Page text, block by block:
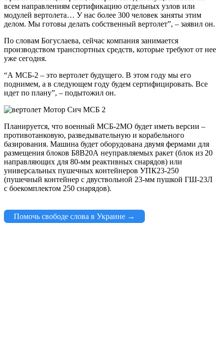
всем направлениям сертификацию отдельных узлов или
модулей вертолета… У нас более 300 человек заняты этим
делом. Мы готовы делать собственный вертолет”, – заявил он.
По словам Богуслаева, сейчас компания занимается
производством транспортных средств, которые требуют от нее
уже сегодня.
“А МСБ-2 – это вертолет будущего. В этом году мы его
поднимем, а в следующем году будем сертифицировать. Все
идет по плану”, – подытожил он.
Планируется, что военный МСБ-2МО будет иметь версии –
противотанковую, разведывательную и корабельного
базирования. Машина будет оборудована двумя фермами для
размещения блоков Б8В20А неуправляемых ракет (блок из 20
направляющих для 80-мм реактивных снарядов) или
универсальных пушечных контейнеров УПК23-250
(пушечный контейнер с двуствольной 23-мм пушкой ГШ-23Л
с боекомплектом 250 снарядов).
Помочь свободе слова в Украине →